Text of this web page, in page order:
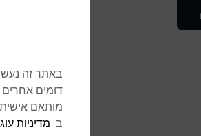
דומים אחרים
מותאם אישית
ב מדיניות